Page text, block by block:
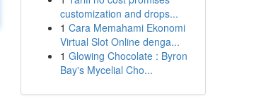
customization and drops...
1 Cara Memahami Ekonomi
Virtual Slot Online denga...
1 Glowing Chocolate : Byron
Bay's Mycelial Cho...